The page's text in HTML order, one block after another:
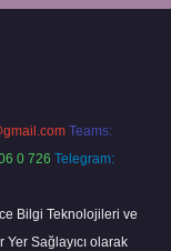
Teams:
0 726 Telegram:
Bilgi Teknolojileri ve
Yer Sağlayıcı olarak